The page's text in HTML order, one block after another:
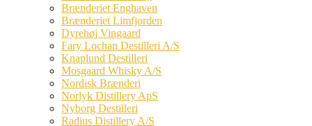
Brænderiet Enghaven
Brænderiet Limfjorden
Dyrehøj Vingaard
Fary Lochan Destilleri A/S
Knaplund Destilleri
Mosgaard Whisky A/S
Nordisk Brænderi
Norlyk Distillery ApS
Nyborg Destilleri
Radius Distillery A/S